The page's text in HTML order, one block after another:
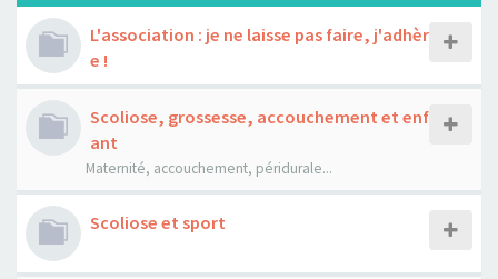
L'association : je ne laisse pas faire, j'adhèr
e !
Scoliose, grossesse, accouchement et enf
ant
Maternité, accouchement, péridurale...
Scoliose et sport